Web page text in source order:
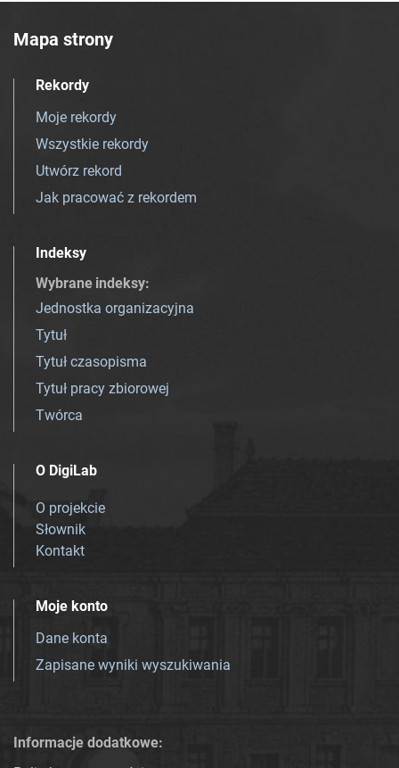
Mapa strony
Rekordy
Moje rekordy
Wszystkie rekordy
Utwórz rekord
Jak pracować z rekordem
Indeksy
Wybrane indeksy:
Jednostka organizacyjna
Tytuł
Tytuł czasopisma
Tytuł pracy zbiorowej
Twórca
O DigiLab
O projekcie
Słownik
Kontakt
Moje konto
Dane konta
Zapisane wyniki wyszukiwania
Informacje dodatkowe: